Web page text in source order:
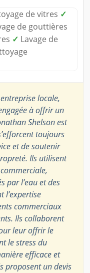
de vitres ✓
de gouttières
✓ Lavage de
locale,
à offrir un
Shelson est
toujours
et de soutenir
Ils utilisent
par l’eau et des
l’expertise
commerciaux
Ils collaborent
leur offrir le
le stress du
efficace et
proposent un devis